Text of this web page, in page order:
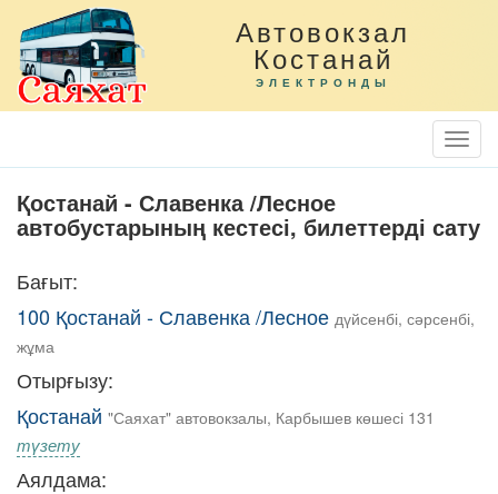
Автовокзал
Костанай
ЭЛЕКТРОНДЫ
Қостанай - Славенка /Лесное
автобустарының кестесі, билеттерді сату
Бағыт:
100 Қостанай - Славенка /Лесное дүйсенбі, сәрсенбі,
жұма
Отырғызу:
Қостанай "Саяхат" автовокзалы, Карбышев көшесі 131
түзету
Аялдама: